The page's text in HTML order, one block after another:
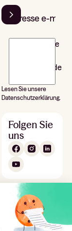
J’accepte de
newsletter de
Lesen Sie unsere
Datenschutzerklärung.
Folgen Sie
uns